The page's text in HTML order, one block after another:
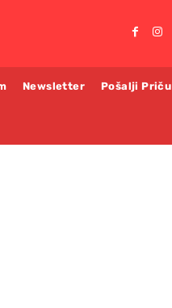
Newsletter Pošalji Priču